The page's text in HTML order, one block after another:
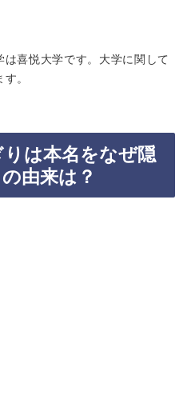
喜悦大学です。大学に関して
。
は本名をなぜ隠
由来は？